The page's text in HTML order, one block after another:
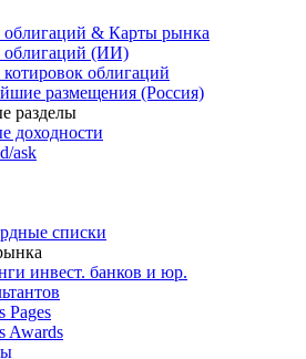
аналитический журнал
& Карты рынка
(ИИ)
облигаций
размещения (Россия)
разделы
доходности
ask
списки
инвест. банков и юр.